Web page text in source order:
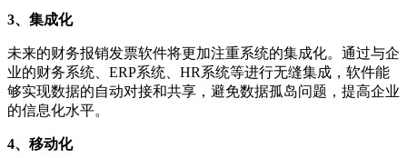
3、集成化
未来的财务报销发票软件将更加注重系统的集成化。通过与企
业的财务系统、ERP系统、HR系统等进行无缝集成，软件能
够实现数据的自动对接和共享，避免数据孤岛问题，提高企业
的信息化水平。
4、移动化